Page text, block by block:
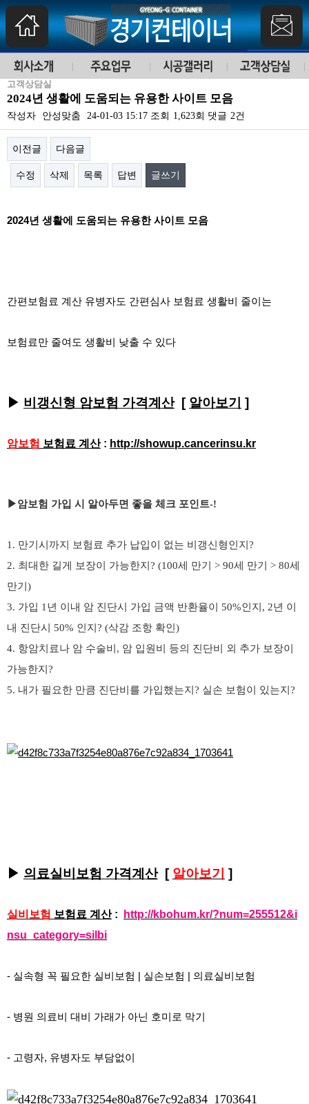
고객상담실
2024년 생활에 도움되는 유용한 사이트 모음
작성자 안성맞춤 24-01-03 15:17 조회 1,623회 댓글 2건
이전글 다음글
수정 삭제 목록 답변 글쓰기
2024년 생활에 도움되는 유용한 사이트 모음
간편보험료 계산 유병자도 간편심사 보험료 생활비 줄이는
보험료만 줄여도 생활비 낮출 수 있다
▶ 비갱신형 암보험 가격계산[ 알아보기 ]
암보험 보험료 계산: http://showup.cancerinsu.kr
▶암보험 가입 시 알아두면 좋을 체크 포인트-!
1. 만기시까지 보험료 추가 납입이 없는 비갱신형인지?
2. 최대한 길게 보장이 가능한지? (100세 만기 > 90세 만기 > 80세
만기)
3. 가입 1년 이내 암 진단시 가입 금액 반환율이 50%인지, 2년 이
내 진단시 50% 인지? (삭감 조항 확인)
4. 항암치료나 암 수술비, 암 입원비 등의 진단비 외 추가 보장이
가능한지?
5. 내가 필요한 만큼 진단비를 가입했는지? 실손 보험이 있는지?
▶ 의료실비보험 가격계산[ 알아보기 ]
실비보험 보험료 계산:
http://kbohum.kr/?num=255512&i
nsu_category=silbi
- 실속형 꼭 필요한 실비보험 | 실손보험 | 의료실비보험
- 병원 의료비 대비 가래가 아닌 호미로 막기
- 고령자, 유병자도 부담없이